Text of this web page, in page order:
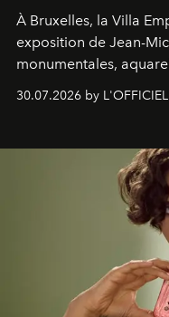
À Bruxelles, la Villa
exposition de Jean-
monumentales,
émotionnel où
émerveillement.
30.07.2026 by